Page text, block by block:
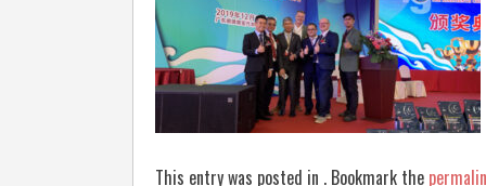
This entry was posted in . Bookmark the